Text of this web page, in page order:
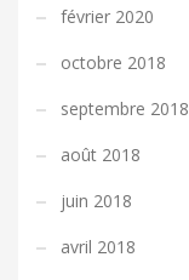
février 2020
octobre 2018
septembre 2018
août 2018
juin 2018
avril 2018